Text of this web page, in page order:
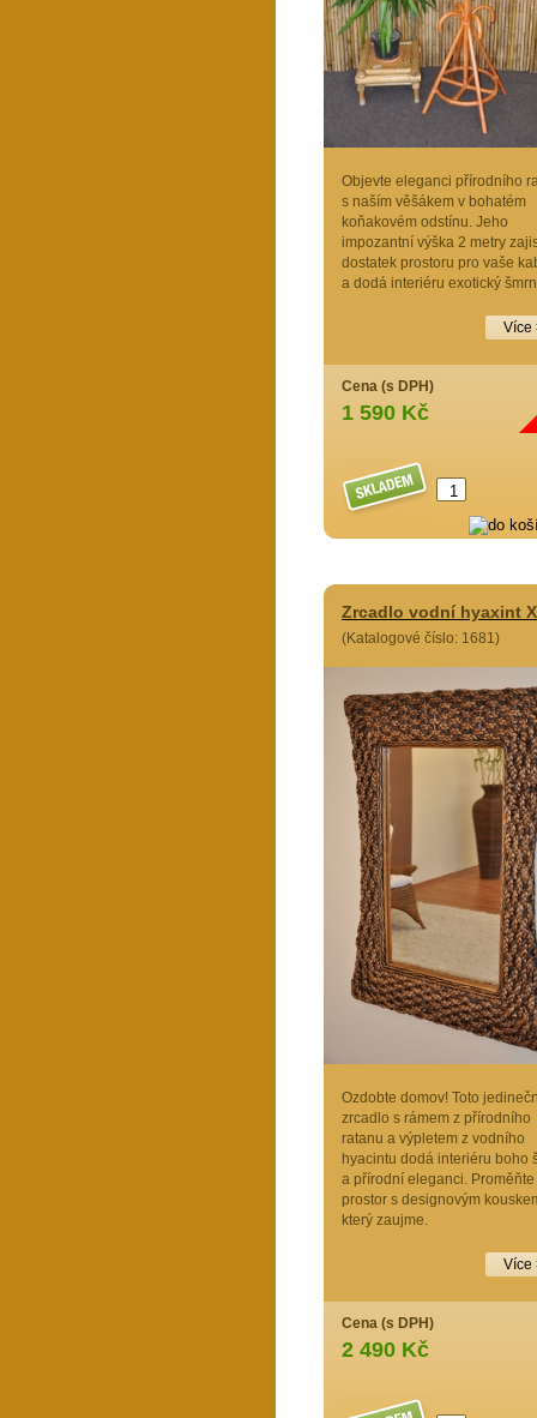
Objevte eleganci přírodního
s naším věšákem v bohatém
koňakovém odstínu. Jeho
impozantní výška 2 metry
dostatek prostoru pro vaše
a dodá interiéru exotický
Více
Cena (s DPH)
1 590 Kč
Zrcadlo vodní hyaxint X
(Katalogové číslo: 1681)
Ozdobte domov! Toto
zrcadlo s rámem z přírodního
ratanu a výpletem z vodního
hyacintu dodá interiéru boho
a přírodní eleganci. Proměňte
prostor s designovým
který zaujme.
Více
Cena (s DPH)
2 490 Kč